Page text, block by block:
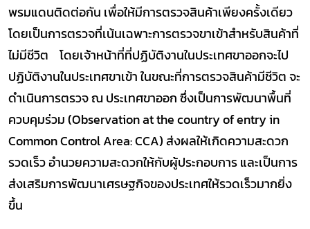
พรมแดนติดต่อกัน เพื่อให้มีการตรวจสินค้าเพียงครั้งเดียว
โดยเป็นการตรวจที่เน้นเฉพาะการตรวจขาเข้าสำหรับสินค้าที่
ไม่มีชีวิต โดยเจ้าหน้าที่ที่ปฏิบัติงานในประเทศขาออกจะไป
ปฏิบัติงานในประเทศขาเข้า ในขณะที่การตรวจสินค้ามีชีวิต จะ
ดำเนินการตรวจ ณ ประเทศขาออก ซึ่งเป็นการพัฒนาพื้นที่
ควบคุมร่วม (Observation at the country of entry in
Common Control Area: CCA) ส่งผลให้เกิดความสะดวก
รวดเร็ว อำนวยความสะดวกให้กับผู้ประกอบการ และเป็นการ
ส่งเสริมการพัฒนาเศรษฐกิจของประเทศให้รวดเร็วมากยิ่ง
ขึ้น